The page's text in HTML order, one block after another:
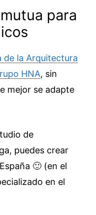
para
de la Arquitectura
HNA, sin
mejor se adapte
de
puedes crear
🙂 (en el
en el